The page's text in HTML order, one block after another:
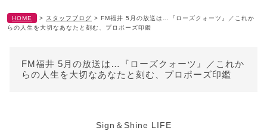
HOME > スタッフブログ > FM福井 5月の放送は…『ローズクォーツ』／これか
らの人生を大切なあなたと刻む、プロポーズ印鑑
FM福井 5月の放送は…『ローズクォーツ』／これか
らの人生を大切なあなたと刻む、プロポーズ印鑑
Sign＆Shine LIFE